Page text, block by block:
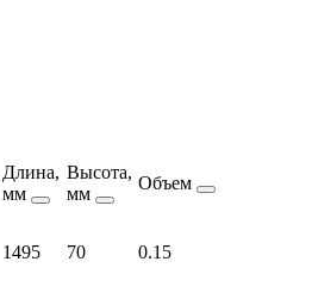
Длина,
мм
Высота,
мм
Объем
1495 70 0.15